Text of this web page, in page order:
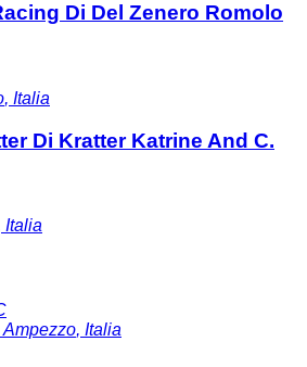
Di Del Zenero Romolo
, Italia
Di Kratter Katrine And C.
Italia
Ampezzo, Italia